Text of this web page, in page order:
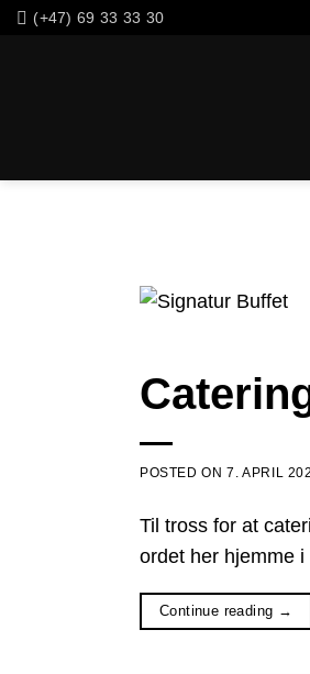
Skip(+47) 69 33 33 30
POSTED ON7. APRIL
Til tross for at
ordet her hjemme
Continue reading →